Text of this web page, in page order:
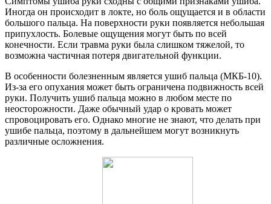
Иногда он происходит в локте, но боль ощущается и в области
большого пальца. На поверхности руки появляется небольшая
припухлость. Болевые ощущения могут быть по всей
конечности. Если травма руки была слишком тяжелой, то
возможна частичная потеря двигательной функции.
В особенности болезненным является ушиб пальца (МКБ-10).
Из-за его опухания может быть ограничена подвижность всей
руки. Получить ушиб пальца можно в любом месте по
неосторожности. Даже обычный удар о кровать может
спровоцировать его. Однако многие не знают, что делать при
ушибе пальца, поэтому в дальнейшем могут возникнуть
различные осложнения.